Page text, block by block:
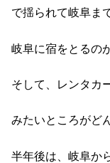
で揺られて岐阜ま
岐阜に宿をとるの
そして、レンタカ
みたいところがど
半年後は、岐阜か